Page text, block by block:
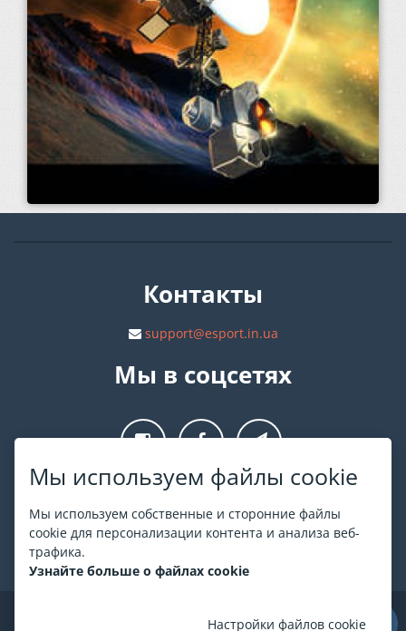
Мы используем файлы cookie
Мы используем собственные и сторонние файлы
cookie для персонализации контента и анализа веб-
трафика.
Узнайте больше о файлах cookie
Настройки файлов cookie
Контакты
support@esport.in.ua
Мы в соцсетях
О ESPORT.in.ua
На ESPORT.in.ua представлена афиша Киева и других
городов Украины. Все билеты продаются официально. Мы
работаем непосредственно с кассами.